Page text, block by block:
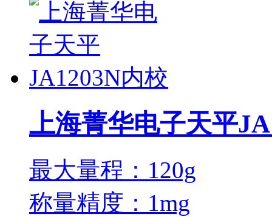
上海菁华电子天平
最大量程：120g
称量精度：1mg